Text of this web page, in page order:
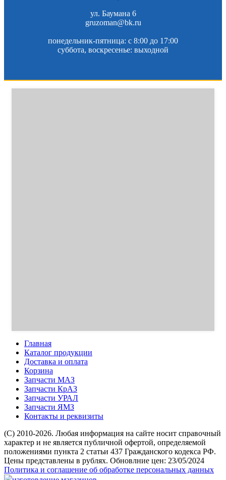
ул. Баумана 6
gruzoman@bk.ru
понедельник-пятница: c 8:00 до 17:00
суббота, воскресенье: выходной
Главная
Каталог продукции
Доставка и оплата
Корзина
Запчасти МАЗ
Запчасти КрАЗ
Запчасти УРАЛ
Запчасти ЯМЗ
Контакты и реквизиты
(C) 2010-2026. Любая информация на сайте носит справочный
характер и не является публичной офертой, определяемой
положениями пункта 2 статьи 437 Гражданского кодекса РФ.
Цены представлены в рублях. Обновлние цен: 23/05/2024
Политика и соглашение об обработке персональных данных